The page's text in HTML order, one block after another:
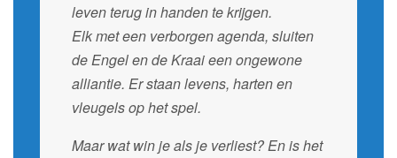
leven terug in handen te krijgen.
Elk met een verborgen agenda, sluiten
de Engel en de Kraai een ongewone
alliantie. Er staan levens, harten en
vleugels op het spel.
Maar wat win je als je verliest? En is het